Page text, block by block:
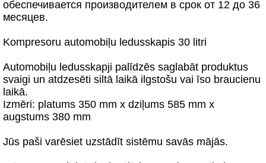
обеспечивается производителем в срок от 12 до 36
месяцев.
Kompresoru automobiļu ledusskapis 30 litri
Automobiļu ledusskapji palīdzēs saglabāt produktus
svaigi un atdzesēti siltā laikā ilgstošu vai īso braucienu
laikā.
Izmēri: platums 350 mm x dziļums 585 mm x
augstums 380 mm
Jūs paši varēsiet uzstādīt sistēmu savās mājās.